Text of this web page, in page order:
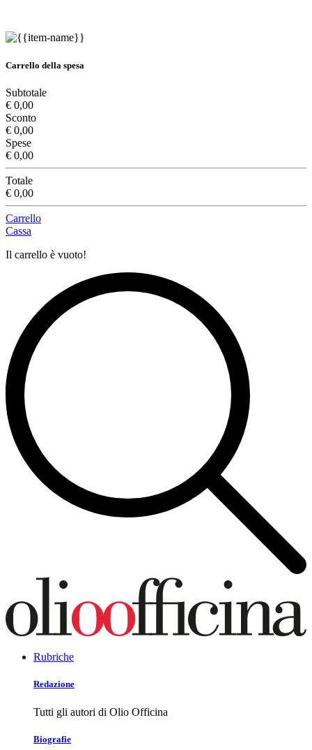
Carrello della spesa
Subtotale
€ 0,00
Sconto
€ 0,00
Spese
€ 0,00
Totale
€ 0,00
Carrello
Cassa
Il carrello è vuoto!
Rubriche
Redazione
Tutti gli autori di Olio Officina
Biografie